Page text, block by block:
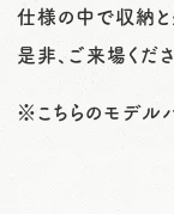
仕様の中で収納
是非、ご来場くださ
※こちらのモデル